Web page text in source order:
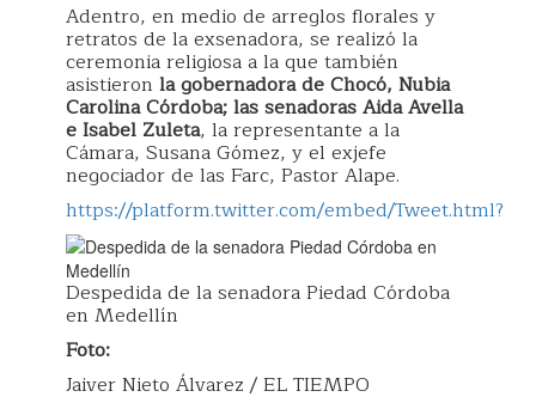
Adentro, en medio de arreglos florales y
retratos de la exsenadora, se realizó la
ceremonia religiosa a la que también
asistieron la gobernadora de Chocó, Nubia
Carolina Córdoba; las senadoras Aida Avella
e Isabel Zuleta, la representante a la
Cámara, Susana Gómez, y el exjefe
negociador de las Farc, Pastor Alape.
https://platform.twitter.com/embed/Tweet.html?
Despedida de la senadora Piedad Córdoba
en Medellín
Foto:
Jaiver Nieto Álvarez / EL TIEMPO